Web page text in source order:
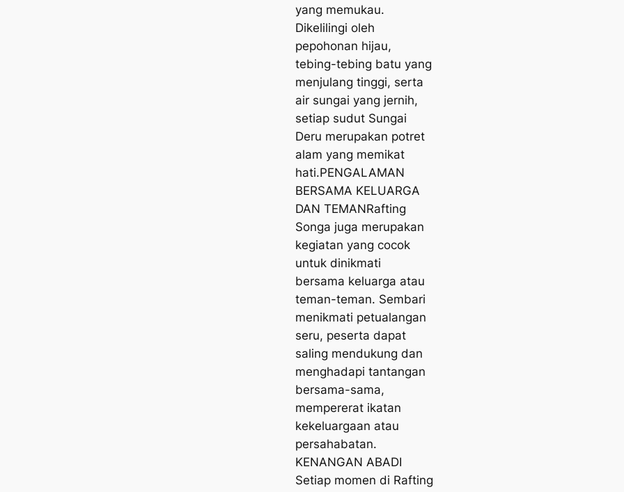
yang memukau.
Dikelilingi oleh
pepohonan hijau,
tebing-tebing batu yang
menjulang tinggi, serta
air sungai yang jernih,
setiap sudut Sungai
Deru merupakan potret
alam yang memikat
hati.PENGALAMAN
BERSAMA KELUARGA
DAN TEMANRafting
Songa juga merupakan
kegiatan yang cocok
untuk dinikmati
bersama keluarga atau
teman-teman. Sembari
menikmati petualangan
seru, peserta dapat
saling mendukung dan
menghadapi tantangan
bersama-sama,
mempererat ikatan
kekeluargaan atau
persahabatan.
KENANGAN ABADI
Setiap momen di Rafting